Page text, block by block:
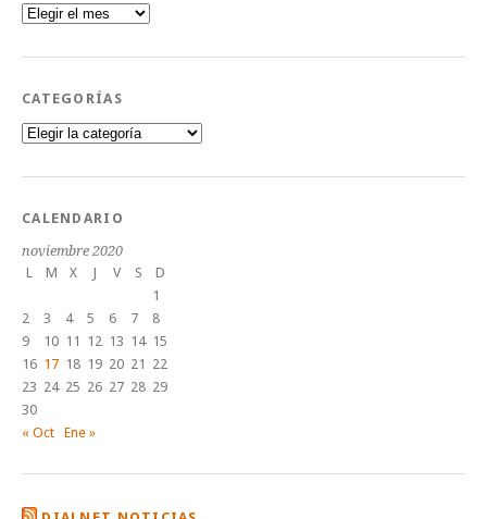
Archivos
CATEGORÍAS
Categorías
CALENDARIO
noviembre 2020
L
M X J V S
D
1
2
3 4 5 6 7
8
9
10 11 12 13 14 15
16 17 18 19 20 21 22
23 24 25 26 27 28 29
30
« Oct Ene »